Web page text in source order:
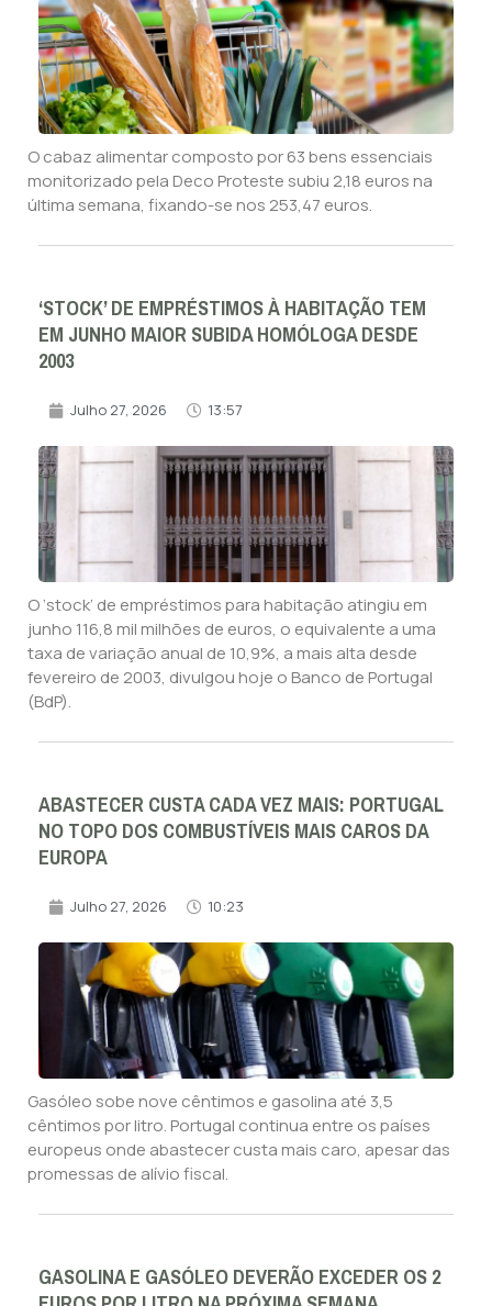
O cabaz alimentar composto por 63 bens essenciais
monitorizado pela Deco Proteste subiu 2,18 euros na
última semana, fixando-se nos 253,47 euros.
‘STOCK’ DE EMPRÉSTIMOS À HABITAÇÃO TEM
EM JUNHO MAIOR SUBIDA HOMÓLOGA DESDE
2003
Julho 27, 2026 13:57
O ‘stock’ de empréstimos para habitação atingiu em
junho 116,8 mil milhões de euros, o equivalente a uma
taxa de variação anual de 10,9%, a mais alta desde
fevereiro de 2003, divulgou hoje o Banco de Portugal
(BdP).
ABASTECER CUSTA CADA VEZ MAIS: PORTUGAL
NO TOPO DOS COMBUSTÍVEIS MAIS CAROS DA
EUROPA
Julho 27, 2026 10:23
Gasóleo sobe nove cêntimos e gasolina até 3,5
cêntimos por litro. Portugal continua entre os países
europeus onde abastecer custa mais caro, apesar das
promessas de alívio fiscal.
GASOLINA E GASÓLEO DEVERÃO EXCEDER OS 2